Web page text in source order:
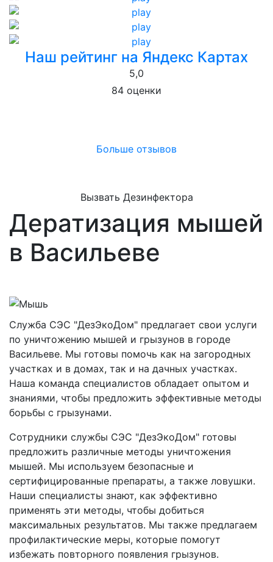
Наш рейтинг на Яндекс Картах
5,0
84 оценки
Больше отзывов
Вызвать Дезинфектора
Дератизация мышей
в Васильеве
Служба СЭС "ДезЭкоДом" предлагает свои услуги
по уничтожению мышей и грызунов в городе
Васильеве. Мы готовы помочь как на загородных
участках и в домах, так и на дачных участках.
Наша команда специалистов обладает опытом и
знаниями, чтобы предложить эффективные методы
борьбы с грызунами.
Сотрудники службы СЭС "ДезЭкоДом" готовы
предложить различные методы уничтожения
мышей. Мы используем безопасные и
сертифицированные препараты, а также ловушки.
Наши специалисты знают, как эффективно
применять эти методы, чтобы добиться
максимальных результатов. Мы также предлагаем
профилактические меры, которые помогут
избежать повторного появления грызунов.